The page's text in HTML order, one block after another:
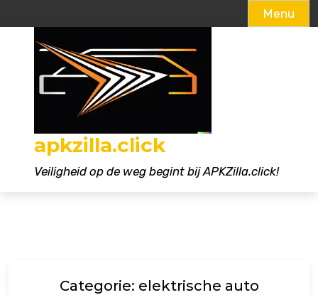
Menu
apkzilla.click
Veiligheid op de weg begint bij APKZilla.click!
Categorie: elektrische auto